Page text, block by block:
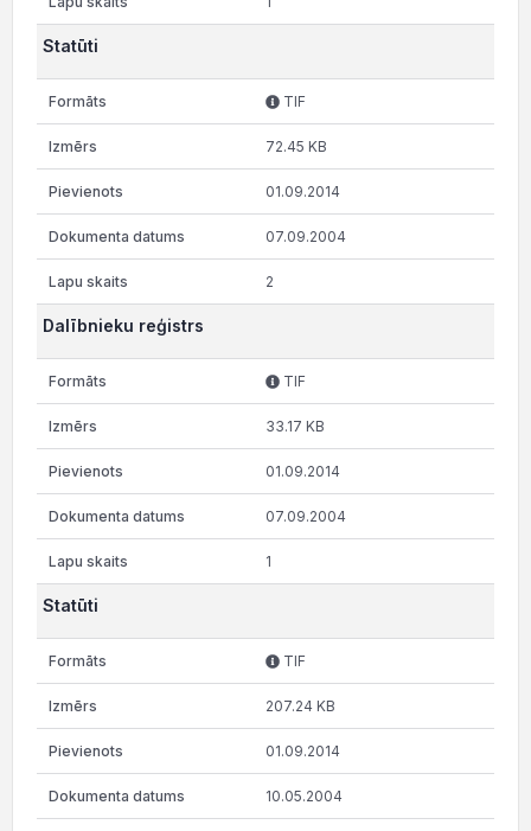
Statūti
TIF
72.45 KB
01.09.2014
07.09.2004
2
Dalībnieku reģistrs
TIF
33.17 KB
01.09.2014
07.09.2004
1
Statūti
TIF
207.24 KB
01.09.2014
10.05.2004